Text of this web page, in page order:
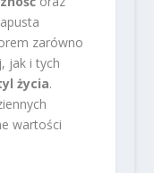
zarówno
jak i tych
życia.
wartości